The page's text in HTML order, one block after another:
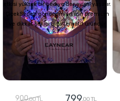
etkisi yüksek bir hediye deneyimi yaşatır.
ÇiçekSepeti gönderimleri için premium
ve dikkat çekici bir alternatif üründür
900,00 TL 799,00 TL